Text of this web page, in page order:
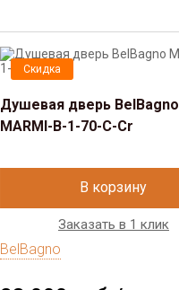
Скидка
Душевая дверь BelBagno
MARMI-B-1-70-C-Cr
В корзину
Заказать в 1 клик
BelBagno